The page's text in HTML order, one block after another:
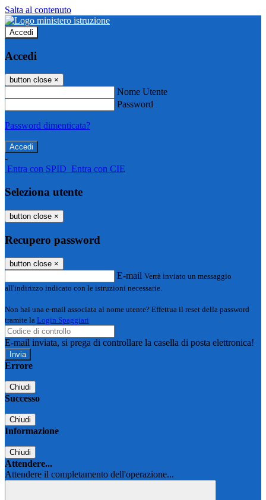
Salta al contenuto
Accedi
Accedi
button close ×
Nome Utente
Password
Password dimenticata?
-
Entra con SPID Entra con CIE
Seleziona utente
button close ×
Recupero password
button close ×
E-mail Verrà inviato un messaggio
all'indirizzo indicato con le istruzioni necessarie.
Non hai una e-mail associata al nome utente? Effettua il reset della password
tramite la Login Spaggiari
E-mail inviata, si prega di controllare la casella di posta elettronica!
Errore
Chiudi
Successo
Chiudi
Informazione
Chiudi
Attendere...
Attendere il completamento dell'operazione...